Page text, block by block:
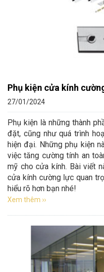
Phụ kiện cửa kính
27/01/2024
Phụ kiện là những thành
đặt, cũng như quá trình
hiện đại. Những phụ kiện
việc tăng cường tính an
mỹ cho cửa kính. Bài viết
cửa kính cường lực quan
hiểu rõ hơn bạn nhé!
Xem thêm ››